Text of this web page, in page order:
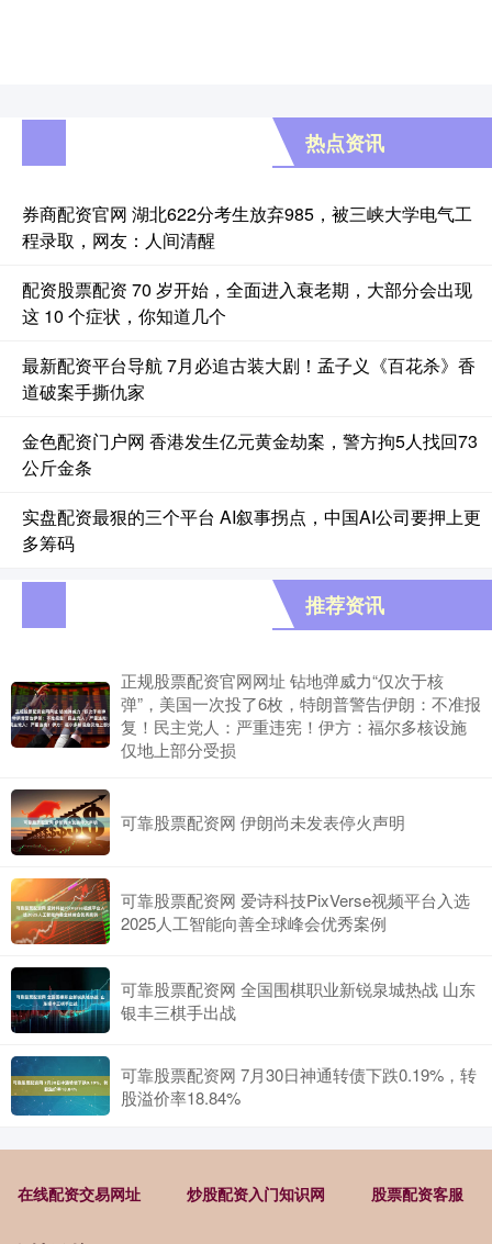
热点资讯
券商配资官网 湖北622分考生放弃985，被三峡大学电气工
程录取，网友：人间清醒
配资股票配资 70 岁开始，全面进入衰老期，大部分会出现
这 10 个症状，你知道几个
最新配资平台导航 7月必追古装大剧！孟子义《百花杀》香
道破案手撕仇家
金色配资门户网 香港发生亿元黄金劫案，警方拘5人找回73
公斤金条
实盘配资最狠的三个平台 AI叙事拐点，中国AI公司要押上更
多筹码
推荐资讯
正规股票配资官网网址 钻地弹威力“仅次于核
弹”，美国一次投了6枚，特朗普警告伊朗：不准报
复！民主党人：严重违宪！伊方：福尔多核设施
仅地上部分受损
可靠股票配资网 伊朗尚未发表停火声明
可靠股票配资网 爱诗科技PixVerse视频平台入选
2025人工智能向善全球峰会优秀案例
可靠股票配资网 全国围棋职业新锐泉城热战 山东
银丰三棋手出战
可靠股票配资网 7月30日神通转债下跌0.19%，转
股溢价率18.84%
在线配资交易网址 炒股配资入门知识网 股票配资客服